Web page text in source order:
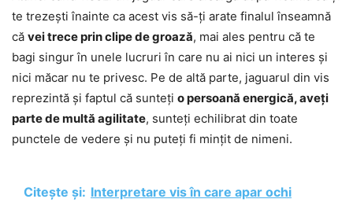
te trezești înainte ca acest vis să-ți arate finalul înseamnă
că vei trece prin clipe de groază, mai ales pentru că te
bagi singur în unele lucruri în care nu ai nici un interes și
nici măcar nu te privesc. Pe de altă parte, jaguarul din vis
reprezintă și faptul că sunteți o persoană energică, aveți
parte de multă agilitate, sunteți echilibrat din toate
punctele de vedere și nu puteți fi mințit de nimeni.
Citește și: Interpretare vis în care apar ochi